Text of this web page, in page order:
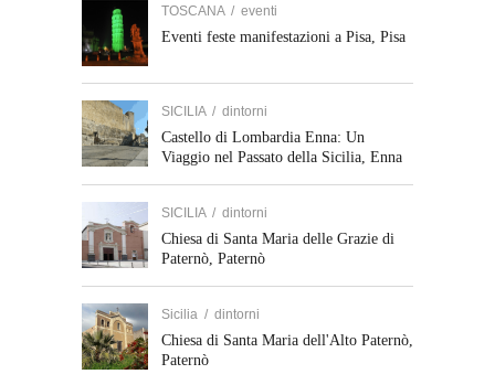
TOSCANA / eventi
Eventi feste manifestazioni a Pisa, Pisa
SICILIA / dintorni
Castello di Lombardia Enna: Un
Viaggio nel Passato della Sicilia, Enna
SICILIA / dintorni
Chiesa di Santa Maria delle Grazie di
Paternò, Paternò
Sicilia / dintorni
Chiesa di Santa Maria dell'Alto Paternò,
Paternò